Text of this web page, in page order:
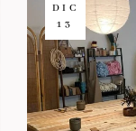
DIC
13